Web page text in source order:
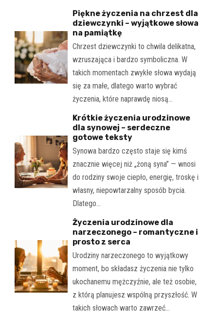
Piękne życzenia na chrzest dla
dziewczynki – wyjątkowe słowa
na pamiątkę
Chrzest dziewczynki to chwila delikatna,
wzruszająca i bardzo symboliczna. W
takich momentach zwykłe słowa wydają
się za małe, dlatego warto wybrać
życzenia, które naprawdę niosą…
Krótkie życzenia urodzinowe
dla synowej – serdeczne
gotowe teksty
Synowa bardzo często staje się kimś
znacznie więcej niż „żoną syna” — wnosi
do rodziny swoje ciepło, energię, troskę i
własny, niepowtarzalny sposób bycia.
Dlatego…
Życzenia urodzinowe dla
narzeczonego – romantyczne i
prosto z serca
Urodziny narzeczonego to wyjątkowy
moment, bo składasz życzenia nie tylko
ukochanemu mężczyźnie, ale też osobie,
z którą planujesz wspólną przyszłość. W
takich słowach warto zawrzeć…